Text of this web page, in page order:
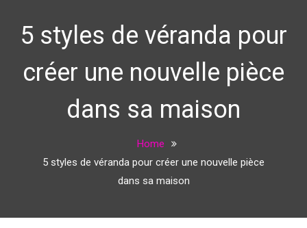
5 styles de véranda pour
créer une nouvelle pièce
dans sa maison
Home
5 styles de véranda pour créer une nouvelle pièce
dans sa maison